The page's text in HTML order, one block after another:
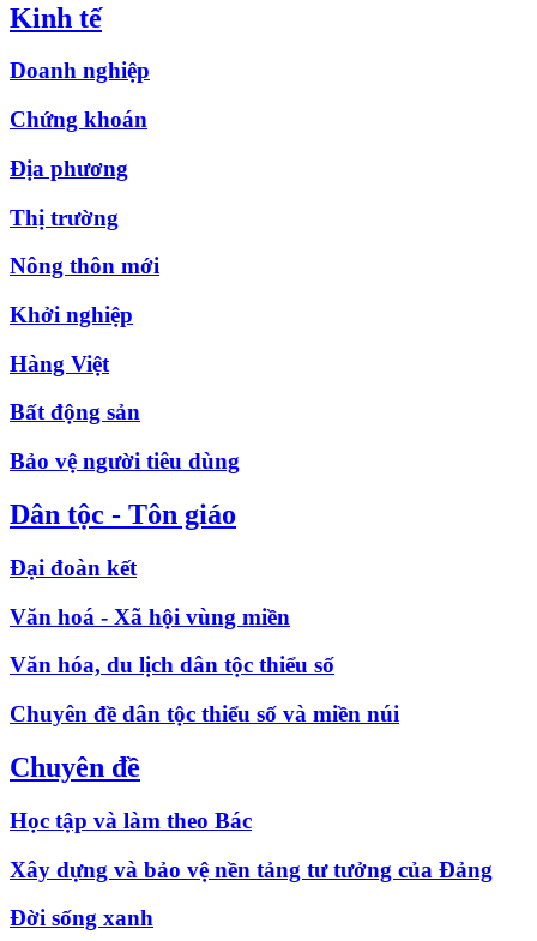
Kinh tế
Doanh nghiệp
Chứng khoán
Địa phương
Thị trường
Nông thôn mới
Khởi nghiệp
Hàng Việt
Bất động sản
Bảo vệ người tiêu dùng
Dân tộc - Tôn giáo
Đại đoàn kết
Văn hoá - Xã hội vùng miền
Văn hóa, du lịch dân tộc thiểu số
Chuyên đề dân tộc thiểu số và miền núi
Chuyên đề
Học tập và làm theo Bác
Xây dựng và bảo vệ nền tảng tư tưởng của Đảng
Đời sống xanh